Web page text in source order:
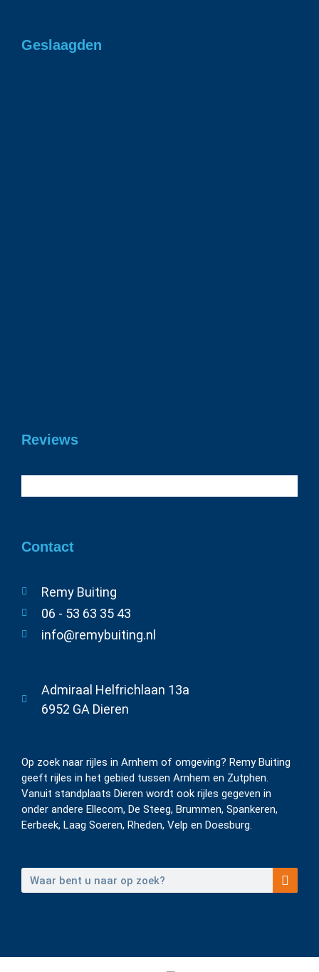
Geslaagden
Reviews
Contact
Remy Buiting
06 - 53 63 35 43
info@remybuiting.nl
Admiraal Helfrichlaan 13a
6952 GA Dieren
Op zoek naar rijles in Arnhem of omgeving? Remy Buiting
geeft rijles in het gebied tussen Arnhem en Zutphen.
Vanuit standplaats Dieren wordt ook rijles gegeven in
onder andere Ellecom, De Steeg, Brummen, Spankeren,
Eerbeek, Laag Soeren, Rheden, Velp en Doesburg.